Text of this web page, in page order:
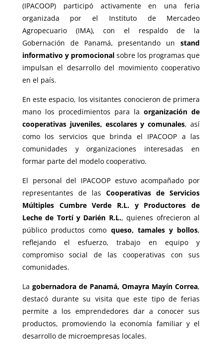
(IPACOOP) participó activamente en una feria
organizada por el Instituto de Mercadeo
Agropecuario (IMA), con el respaldo de la
Gobernación de Panamá, presentando unstand
informativo y promocionalsobre los programas que
impulsan el desarrollo del movimiento cooperativo
en el país.
En este espacio, los visitantes conocieron de primera
mano los procedimientos para laorganización de
cooperativas juveniles, escolares y comunales, así
como los servicios que brinda el IPACOOP a las
comunidades y organizaciones interesadas en
formar parte del modelo cooperativo.
El personal del IPACOOP estuvo acompañado por
representantes de lasCooperativas de Servicios
Múltiples Cumbre Verde R.L. y Productores de
Leche de Tortí y Darién R.L., quienes ofrecieron al
público productos como queso, tamales y bollos,
reflejando el esfuerzo, trabajo en equipo y
compromiso social de las cooperativas con sus
comunidades.
La gobernadora de Panamá, Omayra Mayín Correa,
destacó durante su visita que este tipo de ferias
permite a los emprendedores dar a conocer sus
productos, promoviendo la economía familiar y el
desarrollo de microempresas locales.